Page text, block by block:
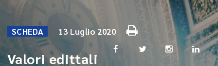
SCHEDA 13 Luglio 2020
Valori edittali